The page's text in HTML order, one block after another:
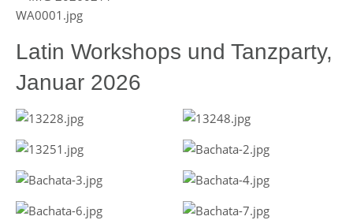
Latin Workshops und Tanzparty,
Januar 2026